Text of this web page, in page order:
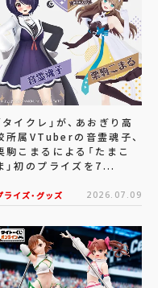
タイクレ」が、あおぎり高
所属VTuberの音霊魂子、
駒こまるによる「たまこ
」初のプライズを7...
ライズ・グッズ 2026.07.09